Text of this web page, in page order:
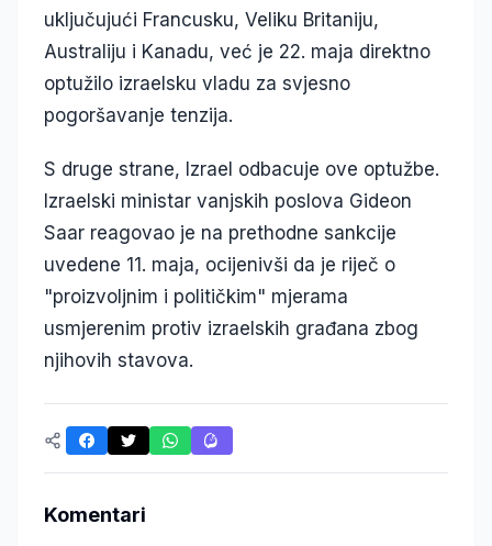
uključujući Francusku, Veliku Britaniju,
Australiju i Kanadu, već je 22. maja direktno
optužilo izraelsku vladu za svjesno
pogoršavanje tenzija.
S druge strane, Izrael odbacuje ove optužbe.
Izraelski ministar vanjskih poslova Gideon
Saar reagovao je na prethodne sankcije
uvedene 11. maja, ocijenivši da je riječ o
"proizvoljnim i političkim" mjerama
usmjerenim protiv izraelskih građana zbog
njihovih stavova.
Komentari